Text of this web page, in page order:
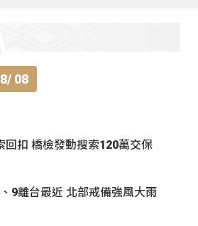
08
回扣 橋檢發動搜索120萬交保
9離台最近 北部戒備強風大雨